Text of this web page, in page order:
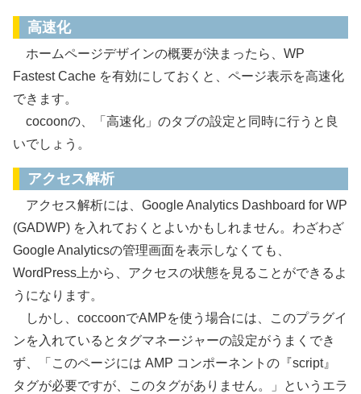
高速化
ホームページデザインの概要が決まったら、WP
Fastest Cache を有効にしておくと、ページ表示を高速化
できます。
cocoonの、「高速化」のタブの設定と同時に行うと良
いでしょう。
アクセス解析
アクセス解析には、Google Analytics Dashboard for WP
(GADWP) を入れておくとよいかもしれません。わざわざ
Google Analyticsの管理画面を表示しなくても、
WordPress上から、アクセスの状態を見ることができるよ
うになります。
しかし、coccoonでAMPを使う場合には、このプラグイ
ンを入れているとタグマネージャーの設定がうまくでき
ず、「このページには AMP コンポーネントの『script』
タグが必要ですが、このタグがありません。」というエラ